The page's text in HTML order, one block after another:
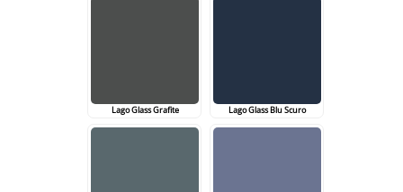
Lago Glass Grafite Lago Glass Blu Scuro